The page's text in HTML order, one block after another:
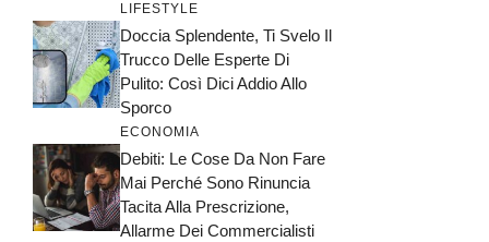
LIFESTYLE
Doccia Splendente, Ti Svelo Il
Trucco Delle Esperte Di
Pulito: Così Dici Addio Allo
Sporco
ECONOMIA
Debiti: Le Cose Da Non Fare
Mai Perché Sono Rinuncia
Tacita Alla Prescrizione,
Allarme Dei Commercialisti